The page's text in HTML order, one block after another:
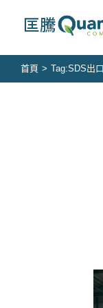
首頁 > Tag:SDS出口